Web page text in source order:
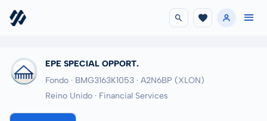
EPE SPECIAL OPPORT.
Fondo · BMG3163K1053 · A2N6BP (XLON)
Reino Unido · Financial Services